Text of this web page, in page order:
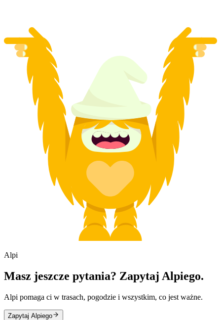
Alpi
Masz jeszcze pytania? Zapytaj Alpiego.
Alpi pomaga ci w trasach, pogodzie i wszystkim, co jest ważne.
Zapytaj Alpiego